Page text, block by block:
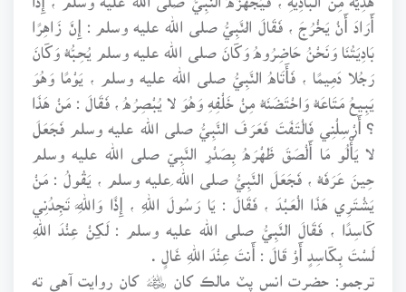
أَرَادَ أَنْ يَخْرُجَ ، فَقَالَ النَّبِيُّ صلى الله عليه وسلم : إِنَّ زَاهِرًا
بَادِيَتُنَا وَنَحْنُ حَاضِرُوهُ وَكَانَ صلى الله عليه وسلم يُحِبُّهُ وَكَانَ
رَجُلا دَمِيمًا ، فَأَتَاهُ النَّبِيُّ صلى الله عليه وسلم ، يَوْمًا وَهُوَ
يَبِيعُ مَتَاعَهُ وَاحْتَضَنَهُ مِنْ خَلْفِهِ وَهُوَ لا يُبْصِرُهُ ، فَقَالَ : مَنْ هَذَا
؟ أَرْسِلْنِي فَالْتَفَتَ فَعَرَفَ النَّبِيُّ صلى الله عليه وسلم فَجَعَلَ
لا يَأْلُو مَا أَلْصَقَ ظَهْرَهُ بِصَدْرِ النَّبِيِّ صلى الله عليه وسلم
حِينَ عَرَفَهُ ، فَجَعَلَ النَّبِيُّ صلى الله عليه وسلم ، يَقُولُ : مَنْ
يَشْتَرِي هَذَا الْعَبْدَ ، فَقَالَ : يَا رَسُولَ اللهِ ، إِذًا وَاللَّهِ تَجِدُنِي
كَاسِدًا ، فَقَالَ النَّبِيُّ صلى الله عليه وسلم : لَكِنْ عِنْدَ اللهِ
لَسْتَ بِكَاسِدٍ أَوْ قَالَ : أَنتَ عِنْدَ اللهِ غَالٍ .
ترجمو: حضرت انس پٽ مالڪ کان ﷦ کان روايت آهي ته